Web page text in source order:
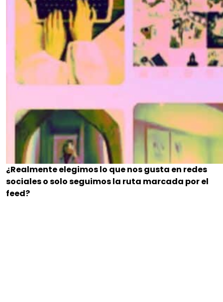
¿Realmente elegimos lo que nos gusta en redes
sociales o solo seguimos la ruta marcada por el
feed?